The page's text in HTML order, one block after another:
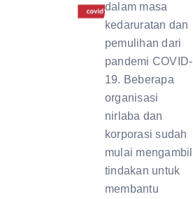
dalam masa
kedaruratan dan
pemulihan dari
pandemi COVID-
19. Beberapa
organisasi
nirlaba dan
korporasi sudah
mulai mengambil
tindakan untuk
membantu